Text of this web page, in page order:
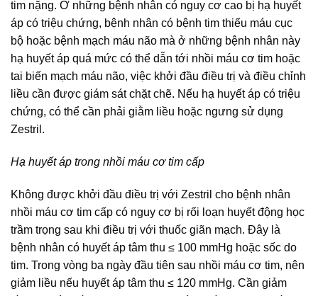
tim nặng. Ở những bệnh nhân có nguy cơ cao bị hạ huyết
áp có triệu chứng, bệnh nhân có bệnh tim thiếu máu cục
bộ hoặc bệnh mạch máu não mà ở những bệnh nhân này
hạ huyết áp quá mức có thể dẫn tới nhồi máu cơ tim hoặc
tai biến mạch máu não, việc khởi đầu điều trị và điều chỉnh
liều cần được giám sát chặt chẽ. Nếu hạ huyết áp có triệu
chứng, có thể cần phải giằm liều hoặc ngưng sử dụng
Zestril.
Hạ huyết áp trong nhồi máu cơ tim cấp
Không được khởi đầu điều trị với Zestril cho bệnh nhân
nhồi máu cơ tim cấp có nguy cơ bị rối loạn huyết động học
trầm trọng sau khi điều trị với thuốc giãn mạch. Đây là
bệnh nhân có huyết áp tâm thu ≤ 100 mmHg hoặc sốc do
tim. Trong vòng ba ngày đầu tiên sau nhồi máu cơ tim, nên
giảm liều nếu huyết áp tâm thu ≤ 120 mmHg. Cần giảm